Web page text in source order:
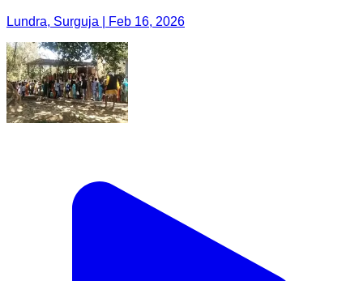
Lundra, Surguja | Feb 16, 2026